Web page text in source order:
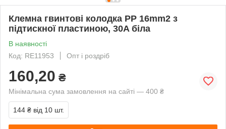
Клемна гвинтові колодка PP 16mm2 з
підтискної пластиною, 30A біла
В наявності
Код: RE11953
Опт і роздріб
160,20 ₴
Мінімальна сума замовлення на сайті — 400 ₴
144 ₴ від 10 шт.